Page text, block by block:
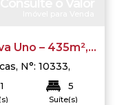
Uno – 435m², 5
- Rio de Janeiro
, N°: 10333,
1 5
Suíte(s)